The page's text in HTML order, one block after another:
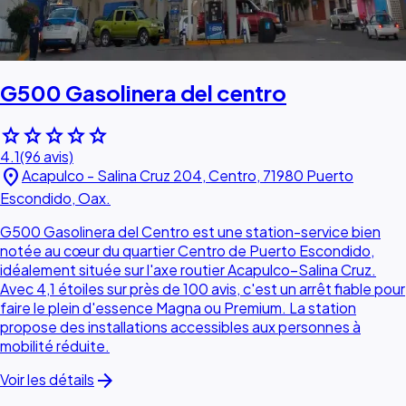
G500 Gasolinera del centro
starstarstarstarstar
4.1(96 avis)
location_onAcapulco - Salina Cruz 204, Centro, 71980 Puerto
Escondido, Oax.
G500 Gasolinera del Centro est une station-service bien
notée au cœur du quartier Centro de Puerto Escondido,
idéalement située sur l'axe routier Acapulco–Salina Cruz.
Avec 4,1 étoiles sur près de 100 avis, c'est un arrêt fiable pour
faire le plein d'essence Magna ou Premium. La station
propose des installations accessibles aux personnes à
mobilité réduite.
Voir les détails arrow_forward